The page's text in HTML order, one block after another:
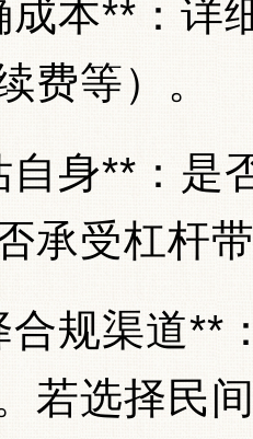
成本**：详
费等）。
自身**：是
承受杠杆
合规渠道**
若选择民